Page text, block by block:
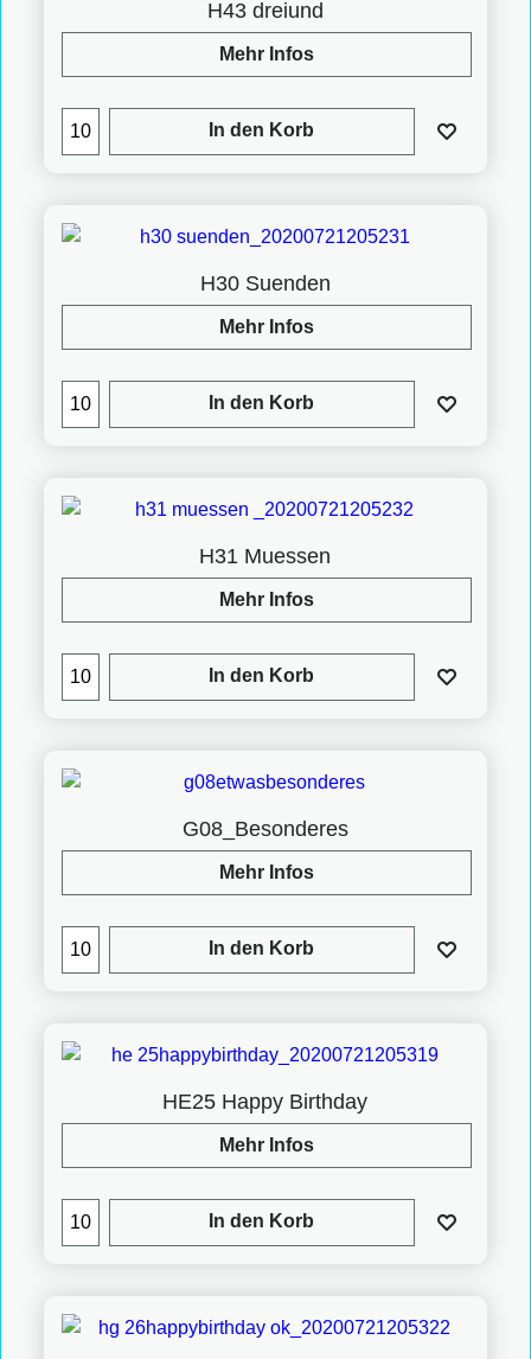
H43 dreiund
Mehr Infos
In den Korb
H30 Suenden
Mehr Infos
In den Korb
H31 Muessen
Mehr Infos
In den Korb
G08_Besonderes
Mehr Infos
In den Korb
HE25 Happy Birthday
Mehr Infos
In den Korb